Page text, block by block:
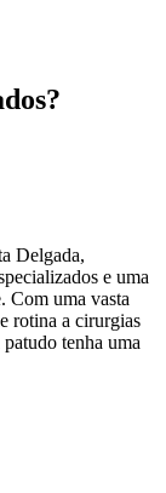
Delgada,
e uma
Com uma vasta
rotina a cirurgias
tenha uma